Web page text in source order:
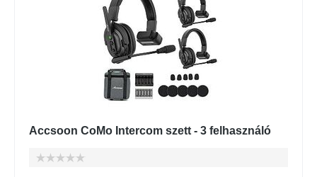
Accsoon CoMo Intercom szett - 3 felhasználó